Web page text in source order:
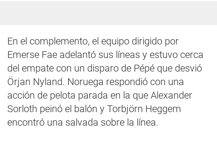
En el complemento, el equipo dirigido por
Emerse Fae adelantó sus líneas y estuvo cerca
del empate con un disparo de Pépé que desvió
Örjan Nyland. Noruega respondió con una
acción de pelota parada en la que Alexander
Sorloth peinó el balón y Torbjörn Heggem
encontró una salvada sobre la línea.